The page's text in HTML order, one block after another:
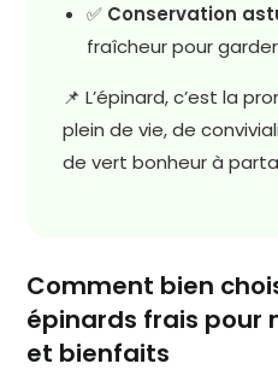
✅ Conservation
fraîcheur pour
📌 L’épinard, c’est la
plein de vie, de
de vert bonheur à
Comment bien
épinards frais pour
et bienfaits